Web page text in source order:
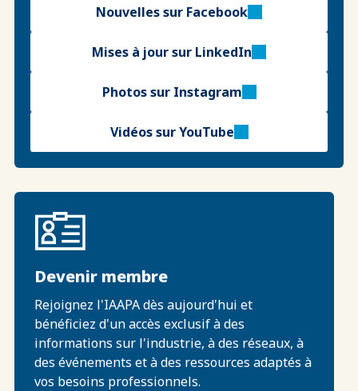
Nouvelles sur Facebook
Mises à jour sur LinkedIn
Photos sur Instagram
Vidéos sur YouTube
Devenir membre
Rejoignez l'IAAPA dès aujourd'hui et
bénéficiez d'un accès exclusif à des
informations sur l'industrie, à des réseaux, à
des événements et à des ressources adaptés à
vos besoins professionnels.